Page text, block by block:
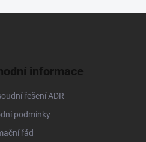
informace
řešení ADR
podmínky
řád